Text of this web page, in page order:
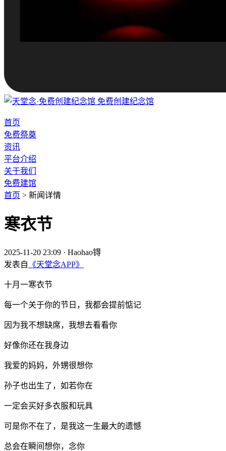
免费创建纪念馆
首页
免费祭奠
资讯
平台介绍
关于我们
免费建馆
首页 > 新闻详情
寒衣节
2025-11-20 23:09 · Haohao锝
发表自 《天堂念APP》
十月一寒衣节
每一个关于你的节日，我都会提前惦记
因为我不想缺席，我想去看看你
好像你还在我身边
我爱的妈妈，外甥很想你
孙子也出生了，如若你在
一定会买好多衣服和玩具
可是你不在了，是我这一生最大的遗憾
总会在瞬间想你，念你